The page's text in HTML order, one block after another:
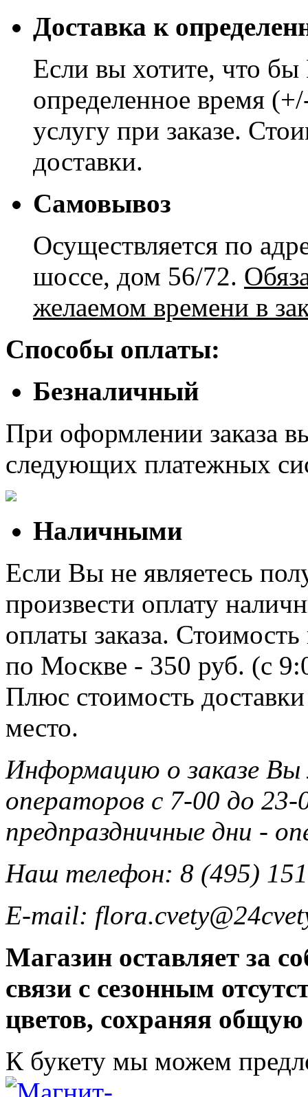
Доставка к
Если вы хотите, что
определенное время
услугу при заказе.
доставки.
Самовывоз
Осуществляется по
шоссе, дом 56/72.
желаемом времени в
Способы оплаты:
Безналичный
При оформлении заказа
следующих платежных
Наличными
Если Вы не являетесь
произвести оплату
оплаты заказа.
по Москве - 350 руб. (с
Плюс стоимость
место.
Информацию о заказе
операторов с 7-00 до 23-
предпраздничные дни -
Наш телефон: 8 (495)
E-mail:
Магазин оставляет за
связи с сезонным
цветов, сохраняя
К букету мы можем